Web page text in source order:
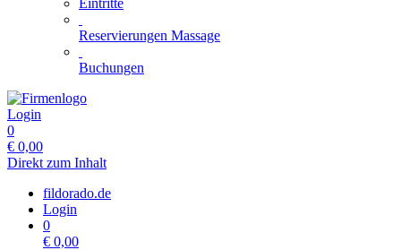
Eintritte
Reservierungen Massage
Buchungen
Login
0
€ 0,00
Direkt zum Inhalt
fildorado.de
Login
0
€ 0,00